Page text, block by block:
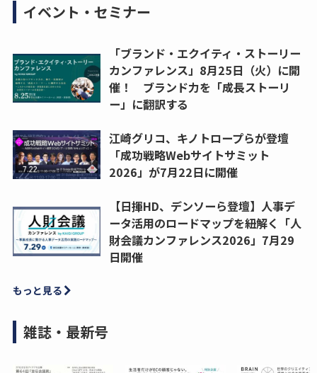
イベント・セミナー
「ブランド・エクイティ・ストーリー
カンファレンス」8月25日（火）に開
催！ ブランド力を「成長ストーリ
ー」に翻訳する
江崎グリコ、キノトロープらが登壇
「成功戦略Webサイトサミット
2026」が7月22日に開催
【日揮HD、デンソーら登壇】人事デ
ータ活用のロードマップを紐解く「人
財会議カンファレンス2026」7月29
日開催
もっと見る
雑誌・最新号